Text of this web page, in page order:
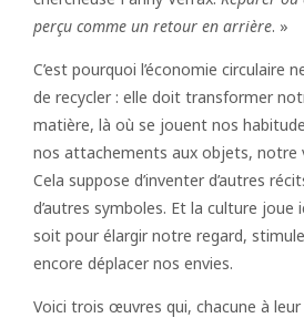
perçu comme un retour en arrière. »
C’est pourquoi l’économie circulaire
de recycler : elle doit transformer
matière, là où se jouent nos
nos attachements aux objets, notre
Cela suppose d’inventer d’autres
d’autres symboles. Et la culture joue
soit pour élargir notre regard,
encore déplacer nos envies.
Voici trois œuvres qui, chacune à